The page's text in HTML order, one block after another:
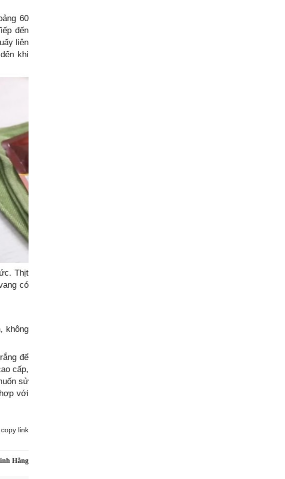
60
đến
liên
khi
Thịt
có
không
để
cấp,
sử
với
copy link
Hằng